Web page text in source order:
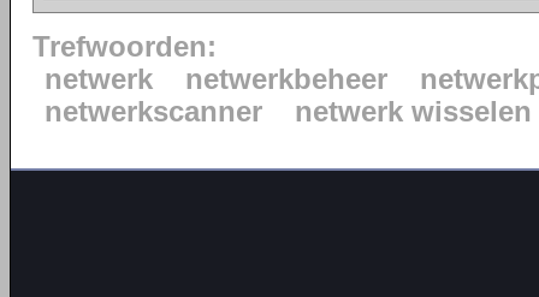
Trefwoorden:
netwerk
netwerkbeheer
netwerkscanner
netwerk wisselen